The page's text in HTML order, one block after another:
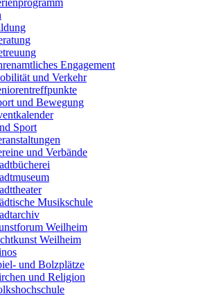
Engagement
und Verkehr
und Bewegung
Sport
und Verbände
Musikschule
Weilheim
Weilheim
und Bolzplätze
und Religion